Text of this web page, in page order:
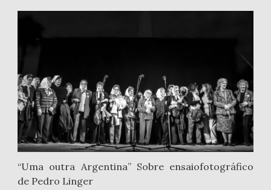
“Uma outra Argentina” Sobre ensaiofotográfico
de Pedro Linger